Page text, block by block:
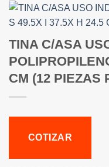
TINA C/ASA
CM (12 PIEZAS
COTIZAR